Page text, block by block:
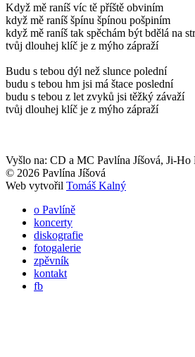
Když mě raníš víc tě příště obviním
když mě raníš špínu špínou pošpiním
když mě raníš tak spěchám být bdělá na
tvůj dlouhej klíč je z mýho zápraží
Budu s tebou dýl než slunce polední
budu s tebou hm jsi má štace poslední
budu s tebou z let zvyků jsi těžký závaží
tvůj dlouhej klíč je z mýho zápraží
Vyšlo na: CD a MC Pavlína Jíšová, Ji-Ho
© 2026 Pavlína Jíšová
Web vytvořil Tomáš Kalný
o Pavlíně
koncerty
diskografie
fotogalerie
zpěvník
kontakt
fb